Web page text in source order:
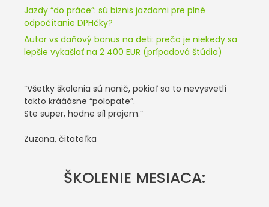
Jazdy “do práce”: sú biznis jazdami pre plné
odpočítanie DPHčky?
Autor vs daňový bonus na deti: prečo je niekedy sa
lepšie vykašlať na 2 400 EUR (prípadová štúdia)
“Všetky školenia sú nanič, pokiaľ sa to nevysvetlí
takto krááásne “polopate”.
Ste super, hodne síl prajem.”
Zuzana, čitateľka
ŠKOLENIE MESIACA: